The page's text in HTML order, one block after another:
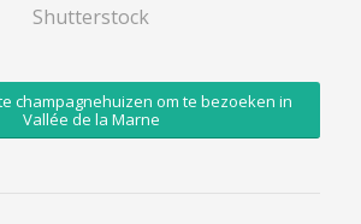
Shutterstock
champagnehuizen om te bezoeken in
Vallée de la Marne